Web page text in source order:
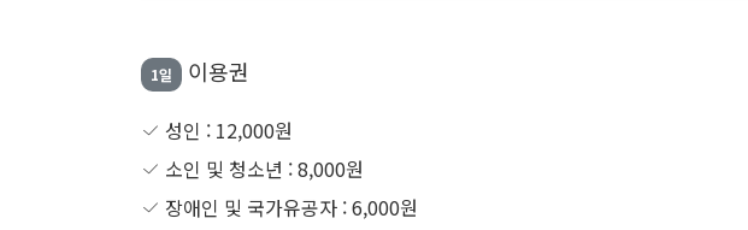
1일 이용권
성인 : 12,000원
소인 및 청소년 : 8,000원
장애인 및 국가유공자 : 6,000원